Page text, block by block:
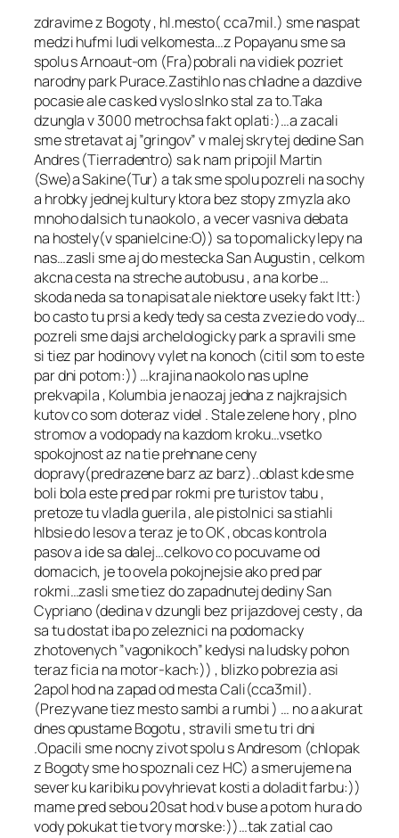
zdravime z Bogoty , hl.mesto( cca7mil.) sme naspat
medzi hufmi ludi velkomesta…z Popayanu sme sa
spolu s Arnoaut-om (Fra)pobrali na vidiek pozriet
narodny park Purace.Zastihlo nas chladne a dazdive
pocasie ale cas ked vyslo slnko stal za to.Taka
dzungla v 3000 metrochsa fakt oplati:)…a zacali
sme stretavat aj ”gringov” v malej skrytej dedine San
Andres (Tierradentro) sa k nam pripojil Martin
(Swe)a Sakine(Tur) a tak sme spolu pozreli na sochy
a hrobky jednej kultury ktora bez stopy zmyzla ako
mnoho dalsich tu naokolo , a vecer vasniva debata
na hostely(v spanielcine:O)) sa to pomalicky lepy na
nas…zasli sme aj do mestecka San Augustin , celkom
akcna cesta na streche autobusu , a na korbe …
skoda neda sa to napisat ale niektore useky fakt ltt:)
bo casto tu prsi a kedy tedy sa cesta zvezie do vody…
pozreli sme dajsi archelologicky park a spravili sme
si tiez par hodinovy vylet na konoch (citil som to este
par dni potom:)) …krajina naokolo nas uplne
prekvapila , Kolumbia je naozaj jedna z najkrajsich
kutov co som doteraz videl . Stale zelene hory , plno
stromov a vodopady na kazdom kroku…vsetko
spokojnost az na tie prehnane ceny
dopravy(predrazene barz az barz)..oblast kde sme
boli bola este pred par rokmi pre turistov tabu ,
pretoze tu vladla guerila , ale pistolnici sa stiahli
hlbsie do lesov a teraz je to OK , obcas kontrola
pasov a ide sa dalej…celkovo co pocuvame od
domacich, je to ovela pokojnejsie ako pred par
rokmi…zasli sme tiez do zapadnutej dediny San
Cypriano (dedina v dzungli bez prijazdovej cesty , da
sa tu dostat iba po zeleznici na podomacky
zhotovenych ”vagonikoch” kedysi na ludsky pohon
teraz ficia na motor-kach:)) , blizko pobrezia asi
2apol hod na zapad od mesta Cali(cca3mil).
(Prezyvane tiez mesto sambi a rumbi ) … no a akurat
dnes opustame Bogotu , stravili sme tu tri dni
.Opacili sme nocny zivot spolu s Andresom (chlopak
z Bogoty sme ho spoznali cez HC) a smerujeme na
sever ku karibiku povyhrievat kosti a doladit farbu:))
mame pred sebou 20sat hod.v buse a potom hura do
vody pokukat tie tvory morske:))…tak zatial cao